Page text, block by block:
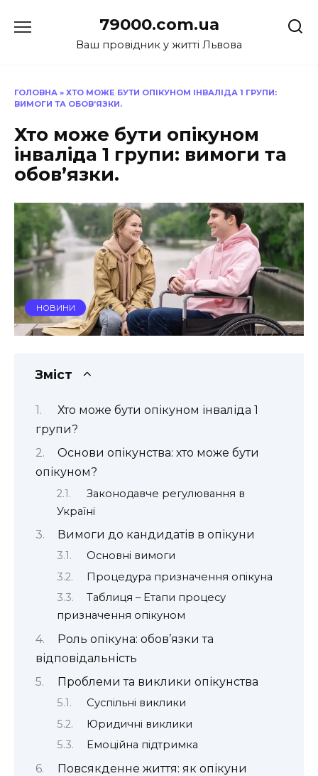
до
79000.com.ua
Ваш провідник у житті Львова
ГОЛОВНА » ХТО МОЖЕ БУТИ ОПІКУНОМ ІНВАЛІДА 1 ГРУПИ:
ВИМОГИ ТА ОБОВ’ЯЗКИ.
Хто може бути опікуном
інваліда 1 групи: вимоги та
обов’язки.
НОВИНИ
Зміст
Хто може бути опікуном інваліда 1
групи?
Основи опікунства: хто може бути
опікуном?
Законодавче регулювання в
Україні
Вимоги до кандидатів в опікуни
Основні вимоги
Процедура призначення опікуна
Таблиця – Етапи процесу
призначення опікуном
Роль опікуна: обов’язки та
відповідальність
Проблеми та виклики опікунства
Суспільні виклики
Юридичні виклики
Емоційна підтримка
Повсякденне життя: як опікуни